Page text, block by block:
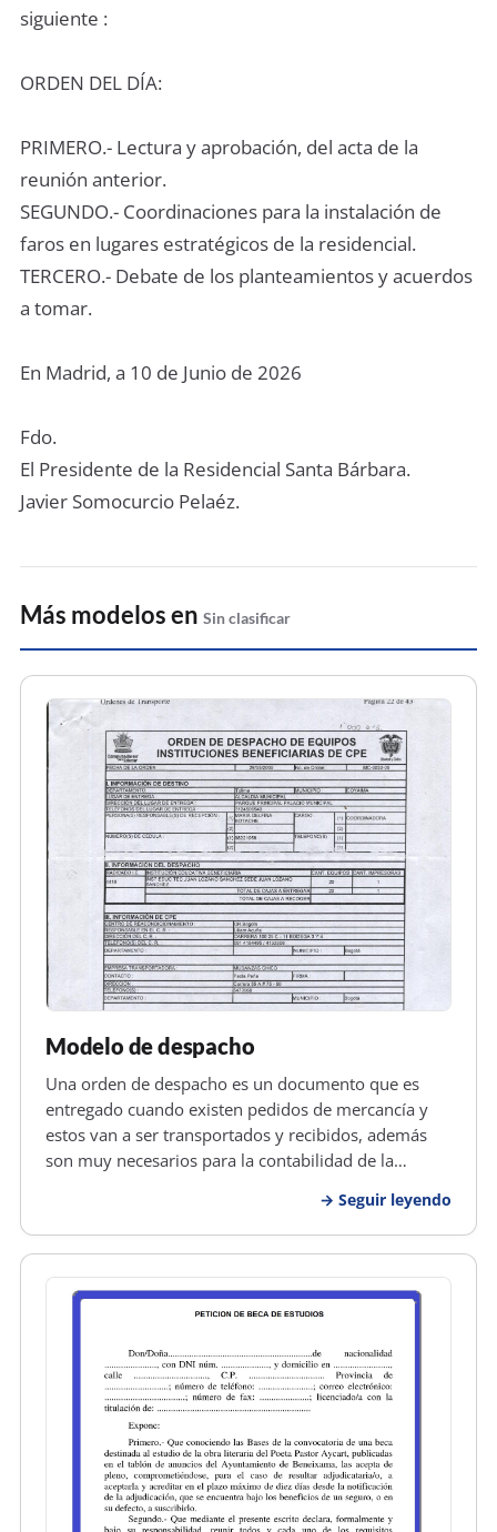
siguiente :
ORDEN DEL DÍA:
PRIMERO.- Lectura y aprobación, del acta de la
reunión anterior.
SEGUNDO.- Coordinaciones para la instalación de
faros en lugares estratégicos de la residencial.
TERCERO.- Debate de los planteamientos y acuerdos
a tomar.
En Madrid, a 10 de Junio de 2026
Fdo.
El Presidente de la Residencial Santa Bárbara.
Javier Somocurcio Pelaéz.
Más modelos en Sin clasificar
Modelo de despacho
Una orden de despacho es un documento que es
entregado cuando existen pedidos de mercancía y
estos van a ser transportados y recibidos, además
son muy necesarios para la contabilidad de la
orden de despacho es el informar de manera
detallada la mercancía que ha sido d…
Seguir leyendo